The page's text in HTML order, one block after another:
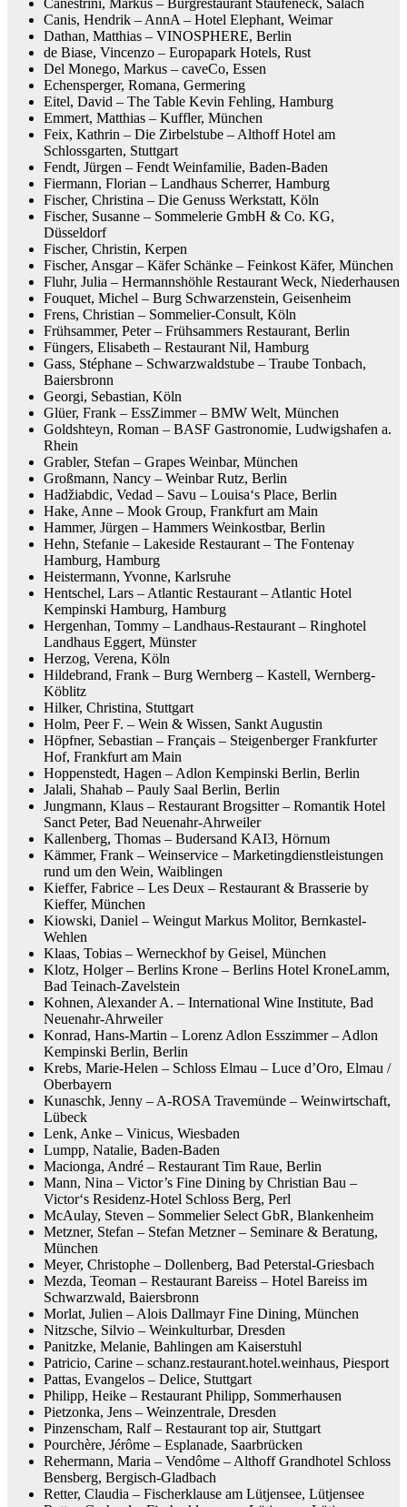
Canestrini, Markus – Burgrestaurant Staufeneck, Salach
Canis, Hendrik – AnnA – Hotel Elephant, Weimar
Dathan, Matthias – VINOSPHERE, Berlin
de Biase, Vincenzo – Europapark Hotels, Rust
Del Monego, Markus – caveCo, Essen
Echensperger, Romana, Germering
Eitel, David – The Table Kevin Fehling, Hamburg
Emmert, Matthias – Kuffler, München
Feix, Kathrin – Die Zirbelstube – Althoff Hotel am
Schlossgarten, Stuttgart
Fendt, Jürgen – Fendt Weinfamilie, Baden-Baden
Fiermann, Florian – Landhaus Scherrer, Hamburg
Fischer, Christina – Die Genuss Werkstatt, Köln
Fischer, Susanne – Sommelerie GmbH & Co. KG,
Düsseldorf
Fischer, Christin, Kerpen
Fischer, Ansgar – Käfer Schänke – Feinkost Käfer, München
Fluhr, Julia – Hermannshöhle Restaurant Weck, Niederhausen
Fouquet, Michel – Burg Schwarzenstein, Geisenheim
Frens, Christian – Sommelier-Consult, Köln
Frühsammer, Peter – Frühsammers Restaurant, Berlin
Füngers, Elisabeth – Restaurant Nil, Hamburg
Gass, Stéphane – Schwarzwaldstube – Traube Tonbach,
Baiersbronn
Georgi, Sebastian, Köln
Glüer, Frank – EssZimmer – BMW Welt, München
Goldshteyn, Roman – BASF Gastronomie, Ludwigshafen a.
Rhein
Grabler, Stefan – Grapes Weinbar, München
Großmann, Nancy – Weinbar Rutz, Berlin
Hadžiabdic, Vedad – Savu – Louisa‘s Place, Berlin
Hake, Anne – Mook Group, Frankfurt am Main
Hammer, Jürgen – Hammers Weinkostbar, Berlin
Hehn, Stefanie – Lakeside Restaurant – The Fontenay
Hamburg, Hamburg
Heistermann, Yvonne, Karlsruhe
Hentschel, Lars – Atlantic Restaurant – Atlantic Hotel
Kempinski Hamburg, Hamburg
Hergenhan, Tommy – Landhaus-Restaurant – Ringhotel
Landhaus Eggert, Münster
Herzog, Verena, Köln
Hildebrand, Frank – Burg Wernberg – Kastell, Wernberg-
Köblitz
Hilker, Christina, Stuttgart
Holm, Peer F. – Wein & Wissen, Sankt Augustin
Höpfner, Sebastian – Français – Steigenberger Frankfurter
Hof, Frankfurt am Main
Hoppenstedt, Hagen – Adlon Kempinski Berlin, Berlin
Jalali, Shahab – Pauly Saal Berlin, Berlin
Jungmann, Klaus – Restaurant Brogsitter – Romantik Hotel
Sanct Peter, Bad Neuenahr-Ahrweiler
Kallenberg, Thomas – Budersand KAI3, Hörnum
Kämmer, Frank – Weinservice – Marketingdienstleistungen
rund um den Wein, Waiblingen
Kieffer, Fabrice – Les Deux – Restaurant & Brasserie by
Kieffer, München
Kiowski, Daniel – Weingut Markus Molitor, Bernkastel-
Wehlen
Klaas, Tobias – Werneckhof by Geisel, München
Klotz, Holger – Berlins Krone – Berlins Hotel KroneLamm,
Bad Teinach-Zavelstein
Kohnen, Alexander A. – International Wine Institute, Bad
Neuenahr-Ahrweiler
Konrad, Hans-Martin – Lorenz Adlon Esszimmer – Adlon
Kempinski Berlin, Berlin
Krebs, Marie-Helen – Schloss Elmau – Luce d’Oro, Elmau /
Oberbayern
Kunaschk, Jenny – A-ROSA Travemünde – Weinwirtschaft,
Lübeck
Lenk, Anke – Vinicus, Wiesbaden
Lumpp, Natalie, Baden-Baden
Macionga, André – Restaurant Tim Raue, Berlin
Mann, Nina – Victor’s Fine Dining by Christian Bau –
Victor‘s Residenz-Hotel Schloss Berg, Perl
McAulay, Steven – Sommelier Select GbR, Blankenheim
Metzner, Stefan – Stefan Metzner – Seminare & Beratung,
München
Meyer, Christophe – Dollenberg, Bad Peterstal-Griesbach
Mezda, Teoman – Restaurant Bareiss – Hotel Bareiss im
Schwarzwald, Baiersbronn
Morlat, Julien – Alois Dallmayr Fine Dining, München
Nitzsche, Silvio – Weinkulturbar, Dresden
Panitzke, Melanie, Bahlingen am Kaiserstuhl
Patricio, Carine – schanz.restaurant.hotel.weinhaus, Piesport
Pattas, Evangelos – Delice, Stuttgart
Philipp, Heike – Restaurant Philipp, Sommerhausen
Pietzonka, Jens – Weinzentrale, Dresden
Pinzenscham, Ralf – Restaurant top air, Stuttgart
Pourchère, Jérôme – Esplanade, Saarbrücken
Rehermann, Maria – Vendôme – Althoff Grandhotel Schloss
Bensberg, Bergisch-Gladbach
Retter, Claudia – Fischerklause am Lütjensee, Lütjensee